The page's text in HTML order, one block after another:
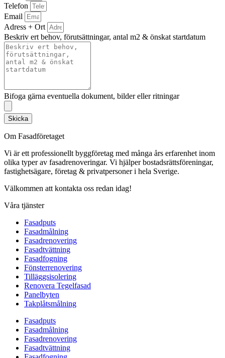
Telefon
Email
Adress + Ort
Beskriv ert behov, förutsättningar, antal m2 & önskat startdatum
Bifoga gärna eventuella dokument, bilder eller ritningar
Skicka
Om Fasadföretaget
Vi är ett professionellt byggföretag med många års erfarenhet inom
olika typer av fasadrenoveringar. Vi hjälper bostadsrättsföreningar,
fastighetsägare, företag & privatpersoner i hela Sverige.
Välkommen att kontakta oss redan idag!
Våra tjänster
Fasadputs
Fasadmålning
Fasadrenovering
Fasadtvättning
Fasadfogning
Fönsterrenovering
Tilläggsisolering
Renovera Tegelfasad
Panelbyten
Takplåtsmålning
Fasadputs
Fasadmålning
Fasadrenovering
Fasadtvättning